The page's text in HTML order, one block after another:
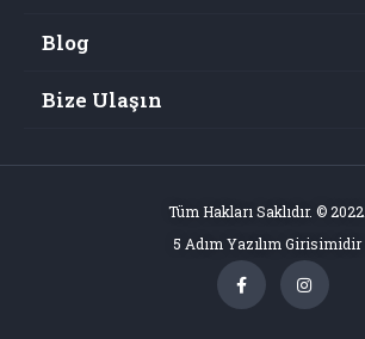
Blog
Bize Ulaşın
Tüm Hakları Saklıdır. © 2022.
5 Adım Yazılım Girisimidir